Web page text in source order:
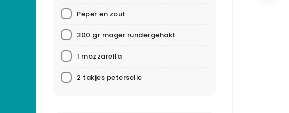
Peper en zout
300 gr mager rundergehakt
1 mozzarella
2 takjes peterselie